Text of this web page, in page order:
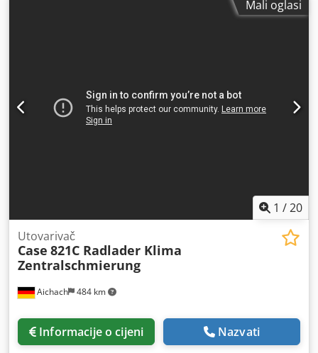
Mali oglasi
1 /20
Aichach 484 km
Utovarivač
Case 821C Radlader Klima
Zentralschmierung
Informacije o cijeni Nazvati